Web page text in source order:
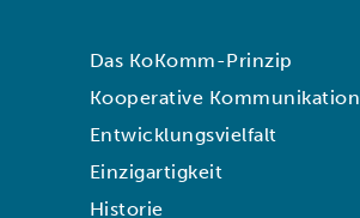
Das KoKomm-Prinzip
Kooperative Kommunikation
Entwicklungsvielfalt
Einzigartigkeit
Historie